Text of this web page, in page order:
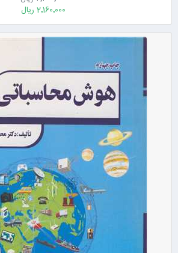
2٬160٬000 ریال